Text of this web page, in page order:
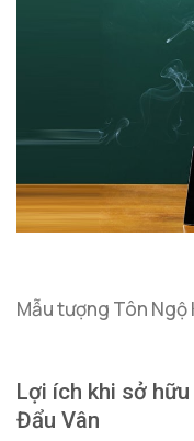
Mẫu tượng Tôn
Lợi ích khi sở
Đẩu Vân